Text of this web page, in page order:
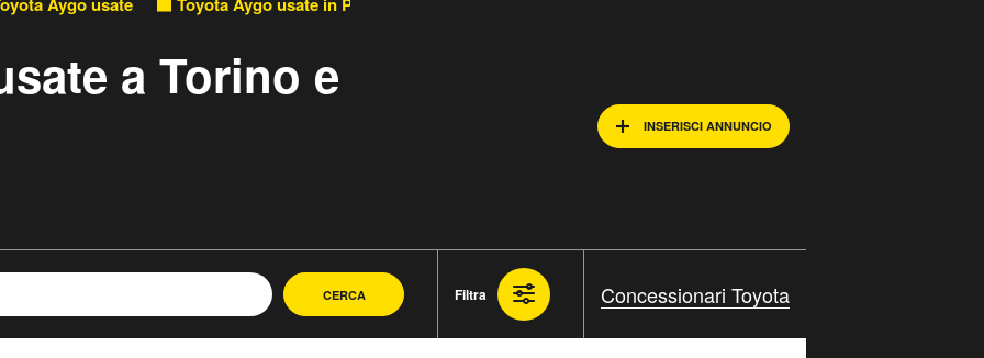
a Torino e
INSERISCI ANNUNCIO
CERCA Filtra Concessionari Toyota